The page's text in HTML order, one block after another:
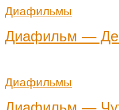
Диафильмы
Диафильм —
Диафильмы